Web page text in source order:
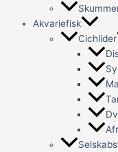
Akvariefisk
Cichlider